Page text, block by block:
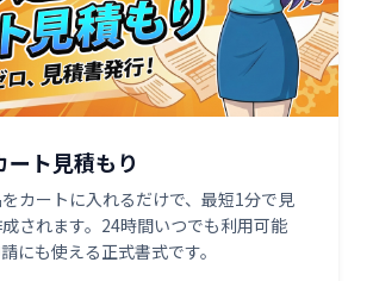
ト見積もり
カートに入れるだけで、最短1分で見
されます。24時間いつでも利用可能
にも使える正式書式です。